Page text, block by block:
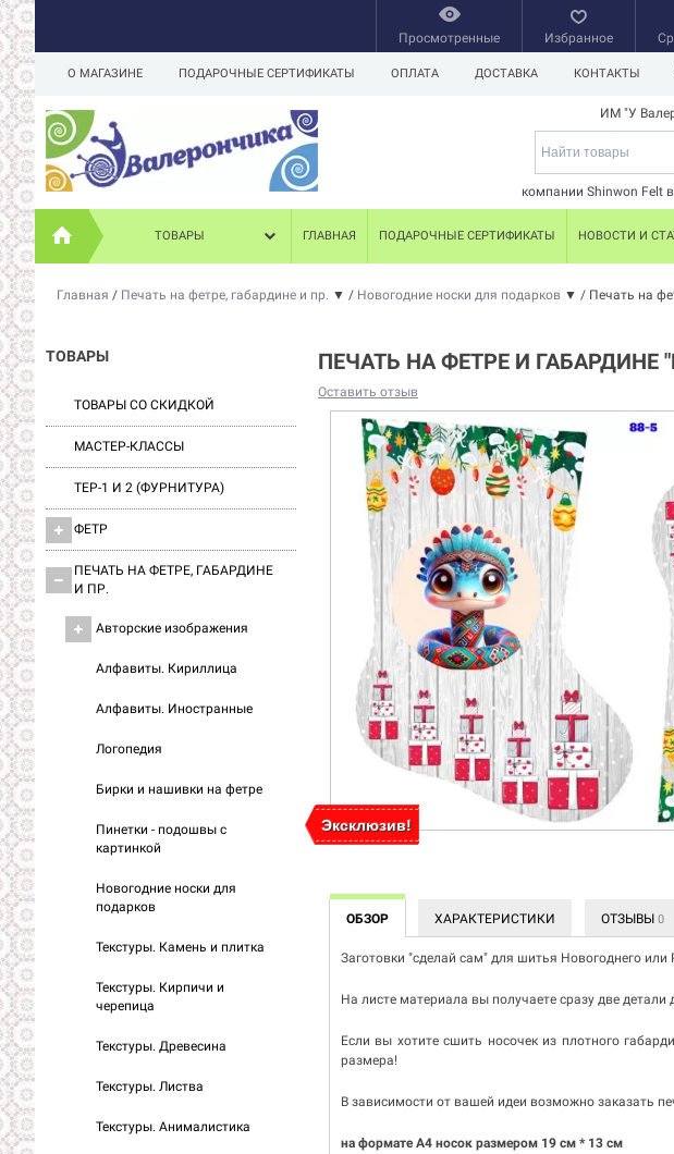
Просмотренные Избранное
О МАГАЗИНЕ ПОДАРОЧНЫЕ СЕРТИФИКАТЫ ОПЛАТА ДОСТАВКА КОНТАКТЫ
ИМ "У
компании Shinwon Felt
ТОВАРЫ ГЛАВНАЯ ПОДАРОЧНЫЕ СЕРТИФИКАТЫ НОВОСТИ И
Главная / Печать на фетре, габардине и пр. ▼ / Новогодние носки для подарков ▼ / Печать на
ТОВАРЫ
ТОВАРЫ СО СКИДКОЙ
МАСТЕР-КЛАССЫ
ТЕР-1 И 2 (ФУРНИТУРА)
ФЕТР
ПЕЧАТЬ НА ФЕТРЕ, ГАБАРДИНЕ
И ПР.
Авторские изображения
Алфавиты. Кириллица
Алфавиты. Иностранные
Логопедия
Бирки и нашивки на фетре
Пинетки - подошвы с
картинкой
Новогодние носки для
подарков
Текстуры. Камень и плитка
Текстуры. Кирпичи и
черепица
Текстуры. Древесина
Текстуры. Листва
Текстуры. Анималистика
ПЕЧАТЬ НА ФЕТРЕ И ГАБАРДИНЕ
Оставить отзыв
Эксклюзив!
Эксклюзив!
ОБЗОР ХАРАКТЕРИСТИКИ ОТЗЫВЫ 0
Заготовки "сделай сам" для шитья Новогоднего или
На листе материала вы получаете сразу две детали
Если вы хотите сшить носочек из плотного
размера!
В зависимости от вашей идеи возможно заказать
на формате А4 носок размером 19 см * 13 см